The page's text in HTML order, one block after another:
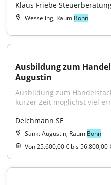
Klaus Friebe
Wesseling, Raum Bonn
Ausbildung zum
Augustin
Ausbildung zum
kurzer Zeit möglichst viel
Deichmann SE
Sankt Augustin, Raum Bonn
Von 25.600,00 € bis 56.800,00